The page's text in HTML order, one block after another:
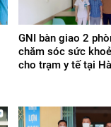
GNI bàn giao 2
chăm sóc sức
cho trạm y tế tại